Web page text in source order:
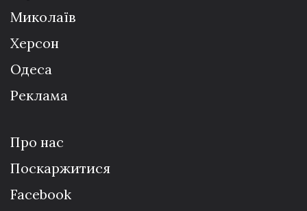
Миколаїв
Херсон
Одеса
Реклама
Про нас
Поскаржитися
Facebook